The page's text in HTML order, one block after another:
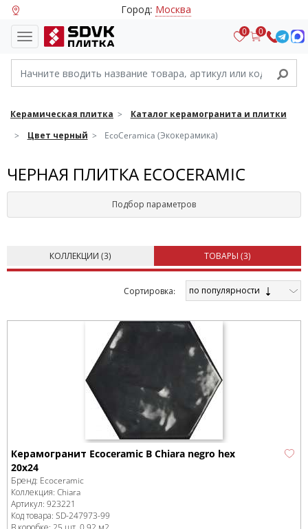
Город: Москва
0 0
Керамическая плитка
Каталог керамогранита и плитки
Цвет черный
EcoCeramica (Экокерамика)
ЧЕРНАЯ ПЛИТКА ECOCERAMIC
Подбор параметров
КОЛЛЕКЦИИ (3) ТОВАРЫ (3)
Cортировка: по популярности
Керамогранит Ecoceramic B Chiara negro hex
20x24
Бренд: Ecoceramic
Коллекция: Chiara
Артикул: 923221
Код товара: SD-247973-99